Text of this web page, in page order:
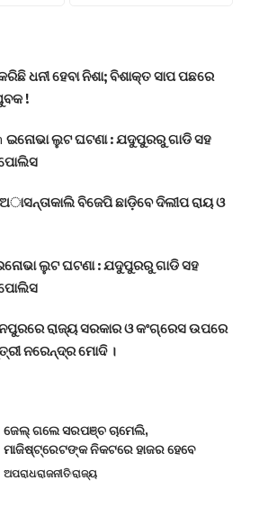
ଧନୀ ହେବା ନିଶା; ବିଶାକ୍ତ ସାପ ପଛରେ
!
ଇନୋଭା ଲୁଟ ଘଟଣା : ଯଦୁପୁରରୁ ଗାଡି ସହ
ପୋଲିସ
ଅାସନ୍ତାକାଲି ବିଜେପି ଛାଡ଼ିବେ ଦିଲୀପ ରାୟ ଓ
ଲୁଟ ଘଟଣା : ଯଦୁପୁରରୁ ଗାଡି ସହ
ପୋଲିସ
ରାଜ୍ୟ ସରକାର ଓ କଂଗ୍ରେସ ଉପରେ
ନରେନ୍ଦ୍ର ମୋଦି ।
ଜେଲ୍ ଗଲେ ସରପଞ୍ଚ ଚାମେଲି,
ମାଜିଷ୍ଟ୍ରେଟଙ୍କ ନିକଟରେ ହାଜର ହେବେ
ଅପରାଧରାଜନୀତିରାଜ୍ୟ